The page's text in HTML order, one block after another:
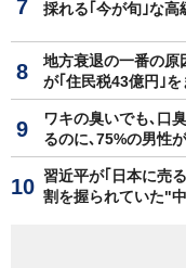
採れる｢今が旬｣な高
地方衰退の一番の
が｢住民税43億円｣
ワキの臭いでも､口
るのに､75%の男性
習近平が｢日本に売
割を握られていた"